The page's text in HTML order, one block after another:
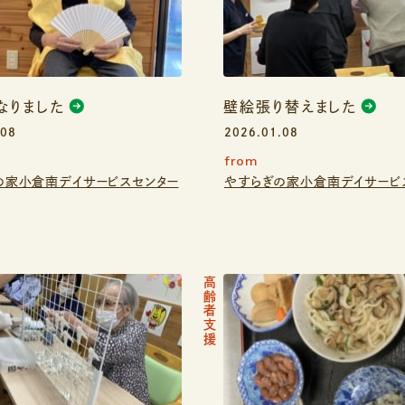
りました
家小倉南デイサービスセンター
壁絵張り替えました
2026.01.08
from
やすらぎの家小倉南デイサービ
高齢者支援